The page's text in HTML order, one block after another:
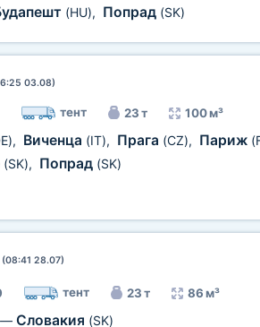
(HU), Попрад (SK)
03.08)
тент 23 т 100 м³
, Виченца (IT), Прага (CZ), Париж
(SK), Попрад (SK)
(08:41 28.07)
тент 23 т 86 м³
— Словакия (SK)